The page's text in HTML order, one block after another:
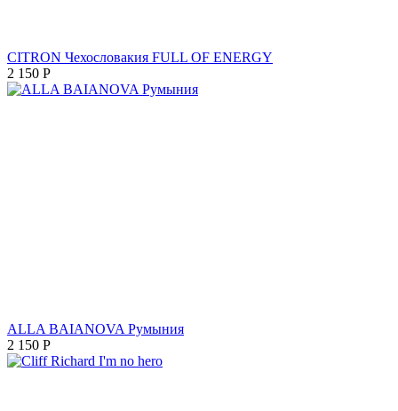
CITRON Чехословакия FULL OF ENERGY
2 150 Р
ALLA BAIANOVA Румыния
2 150 Р